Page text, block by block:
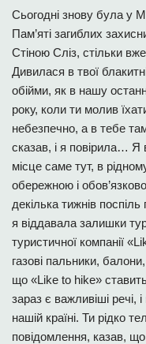
Сьогодні знову була у
Пам’яті загиблих
Стіною Сліз, стільки
Дивилася в твої
обійми, як в нашу
року, коли ти молив
небезпечно, а в тебе
сказав, і я повірила…
місце саме тут, в
обережною і
декілька тижнів
я віддавала залишки
туристичної компанії
газові пальники,
що «Like to hike»
зараз є важливіші речі,
нашій країні. Ти рідко
повідомлення, казав,